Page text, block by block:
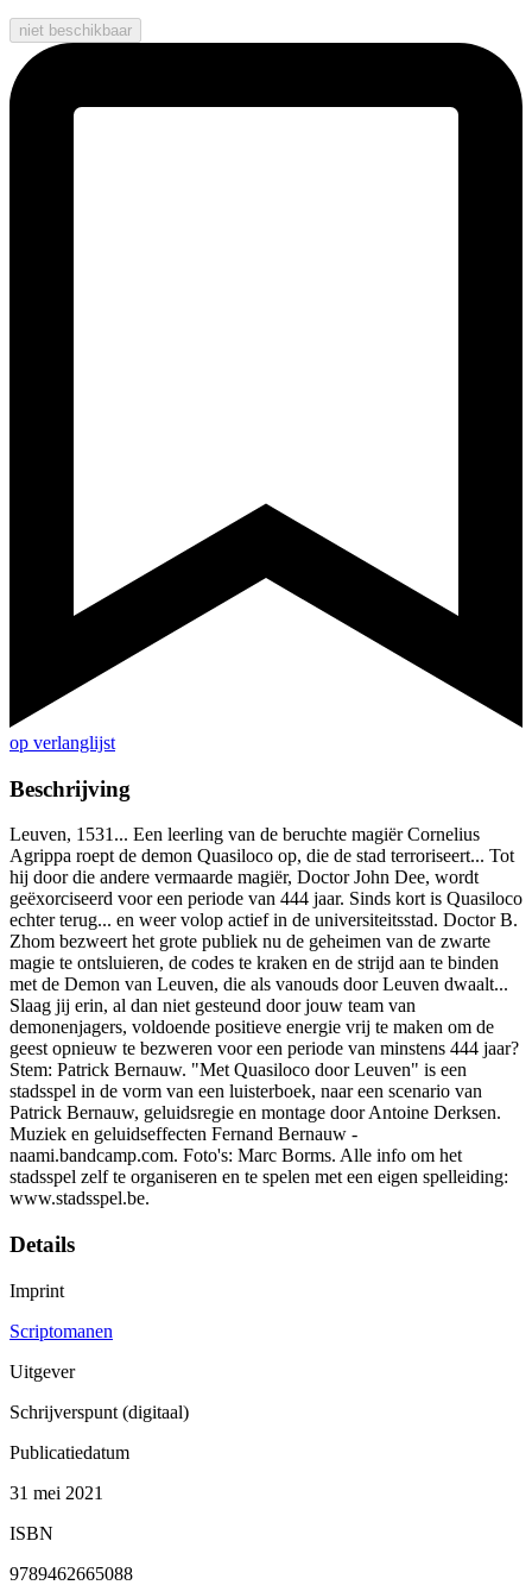
niet beschikbaar
op verlanglijst
Beschrijving
Leuven, 1531... Een leerling van de beruchte magiër Cornelius
Agrippa roept de demon Quasiloco op, die de stad terroriseert... Tot
hij door die andere vermaarde magiër, Doctor John Dee, wordt
geëxorciseerd voor een periode van 444 jaar. Sinds kort is Quasiloco
echter terug... en weer volop actief in de universiteitsstad. Doctor B.
Zhom bezweert het grote publiek nu de geheimen van de zwarte
magie te ontsluieren, de codes te kraken en de strijd aan te binden
met de Demon van Leuven, die als vanouds door Leuven dwaalt...
Slaag jij erin, al dan niet gesteund door jouw team van
demonenjagers, voldoende positieve energie vrij te maken om de
geest opnieuw te bezweren voor een periode van minstens 444 jaar?
Stem: Patrick Bernauw. "Met Quasiloco door Leuven" is een
stadsspel in de vorm van een luisterboek, naar een scenario van
Patrick Bernauw, geluidsregie en montage door Antoine Derksen.
Muziek en geluidseffecten Fernand Bernauw -
naami.bandcamp.com. Foto's: Marc Borms. Alle info om het
stadsspel zelf te organiseren en te spelen met een eigen spelleiding:
www.stadsspel.be.
Details
Imprint
Scriptomanen
Uitgever
Schrijverspunt (digitaal)
Publicatiedatum
31 mei 2021
ISBN
9789462665088